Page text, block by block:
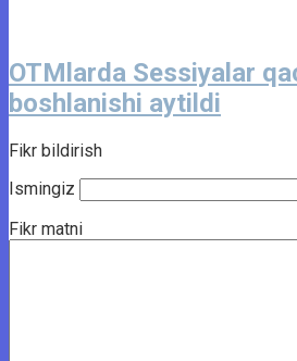
OTMlarda Sessiyalar
boshlanishi aytildi
Fikr bildirish
Ismingiz
Fikr matni